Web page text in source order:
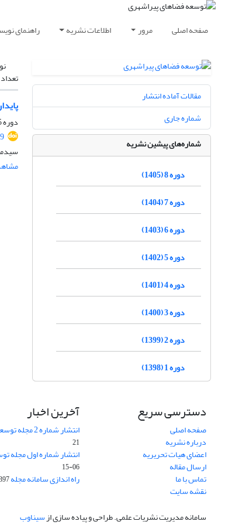
صفحه اصلی مرور اطلاعات نشریه راهنمای
دوره 5، شماره 1، خرداد 1402، صفحه
مقالات آماده انتشار
شماره جاری
شماره‌های پیشین نشریه
دوره 8 (1405)
دوره 7 (1404)
دوره 6 (1403)
دوره 5 (1402)
دوره 4 (1401)
دوره 3 (1400)
دوره 2 (1399)
دوره 1 (1398)
دسترسی سریع
صفحه اصلی
درباره نشریه
اعضای هیات تحریریه
ارسال مقاله
تماس با ما
نقشه سایت
آخرین اخبار
انتشار شماره 2 مجله توسعه فضاهای پیراشهری
21
انتشار شماره اول مجله
06-15
راه اندازی سامانه مجله11
سامانه مدیریت نشریات علمی.طراحی و پیاده سازی ازسیناوب